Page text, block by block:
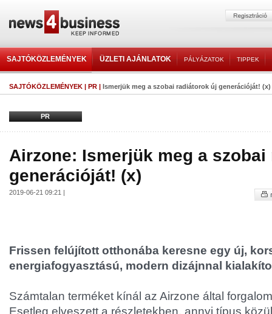
SAJTÓKÖZLEMÉNYEK ÜZLETI AJÁNLATOK PÁLYÁZATOK TIPPEK
SAJTÓKÖZLEMÉNYEK | PR | Ismerjük meg a szobai radiátorok új generációját! (x)
PR
Airzone: Ismerjük meg a
generációját! (x)
2019-06-21 09:21 |
Frissen felújított otthonába keresne egy új,
energiafogyasztású, modern dizájnnal
Számtalan terméket kínál az Airzone által
Esetleg elveszett a részletekben, annyi típus